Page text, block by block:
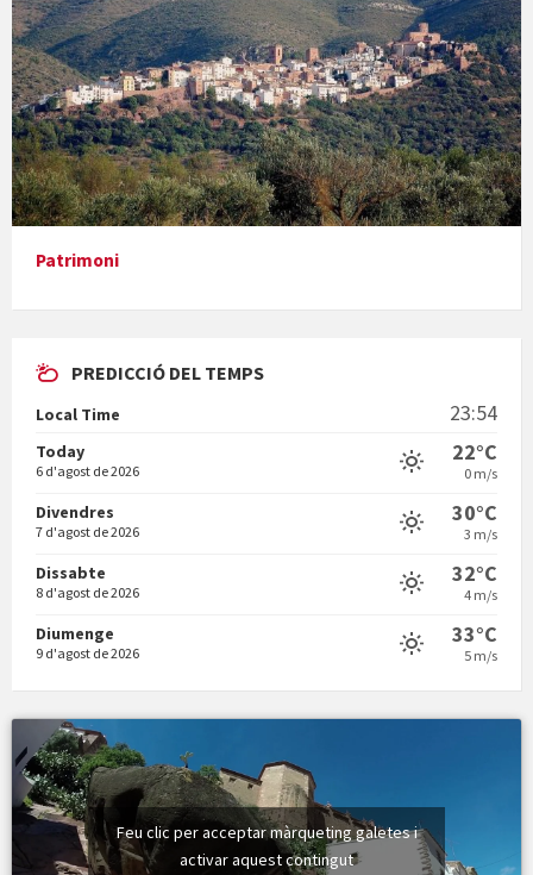
Presentació del llibre &quot;La mare&quot;, d'Emma Zafon
En Bum
Vermuts a la Font. Hit parit
Patrimoni
PREDICCIÓ DEL TEMPS
Local Time 23:54
Today
6 d'agost de 2026
22°C
0 m/s
Divendres
7 d'agost de 2026
30°C
3 m/s
Dissabte
8 d'agost de 2026
32°C
4 m/s
Diumenge
9 d'agost de 2026
33°C
5 m/s
Feu clic per acceptar màrqueting galetes i
activar aquest contingut